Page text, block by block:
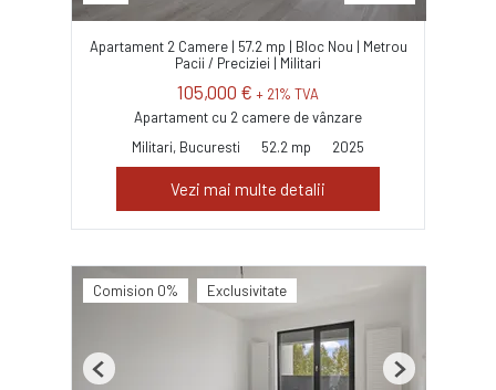
Apartament 2 Camere | 57.2 mp | Bloc Nou | Metrou
Pacii / Preciziei | Militari
105,000 € + 21% TVA
Apartament cu 2 camere de vânzare
Militari, Bucuresti
52.2 mp 2025
Vezi mai multe detalii
Comision 0% Exclusivitate
Previous Next